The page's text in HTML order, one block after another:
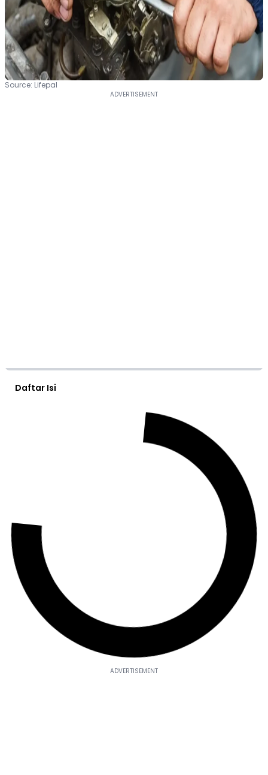
Source: Lifepal
Daftar Isi